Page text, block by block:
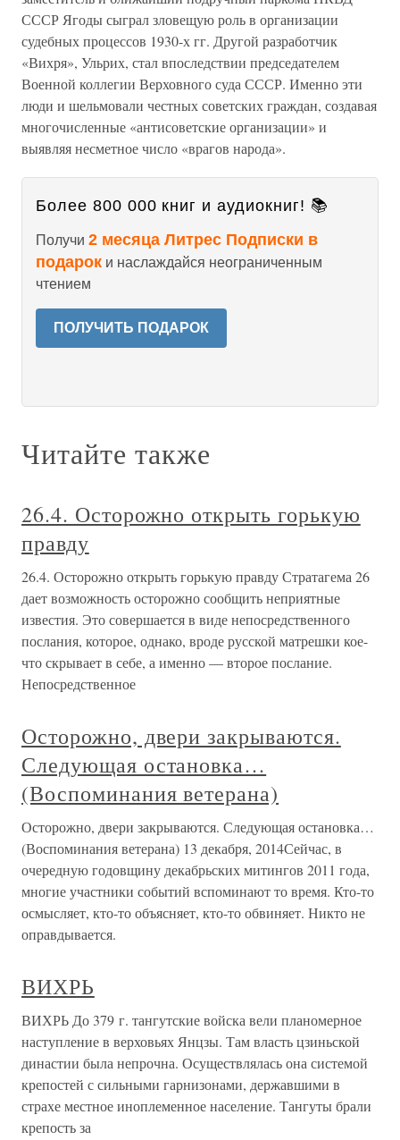
СССР Ягоды сыграл зловещую роль в организации
судебных процессов 1930-х гг. Другой разработчик
«Вихря», Ульрих, стал впоследствии председателем
Военной коллегии Верховного суда СССР. Именно эти
люди и шельмовали честных советских граждан, создавая
многочисленные «антисоветские организации» и
выявляя несметное число «врагов народа».
Более 800 000 книг и аудиокниг! 📚
Получи 2 месяца Литрес Подписки в
подарок и наслаждайся неограниченным
чтением
ПОЛУЧИТЬ ПОДАРОК
Читайте также
26.4. Осторожно открыть горькую
правду
26.4. Осторожно открыть горькую правду Стратагема 26
дает возможность осторожно сообщить неприятные
известия. Это совершается в виде непосредственного
послания, которое, однако, вроде русской матрешки кое-
что скрывает в себе, а именно — второе послание.
Непосредственное
Осторожно, двери закрываются.
Следующая остановка…
(Воспоминания ветерана)
Осторожно, двери закрываются. Следующая остановка…
(Воспоминания ветерана) 13 декабря, 2014Сейчас, в
очередную годовщину декабрьских митингов 2011 года,
многие участники событий вспоминают то время. Кто-то
осмысляет, кто-то объясняет, кто-то обвиняет. Никто не
оправдывается.
ВИХРЬ
ВИХРЬ До 379 г. тангутские войска вели планомерное
наступление в верховьях Янцзы. Там власть цзиньской
династии была непрочна. Осуществлялась она системой
крепостей с сильными гарнизонами, державшими в
страхе местное иноплеменное население. Тангуты брали
крепость за